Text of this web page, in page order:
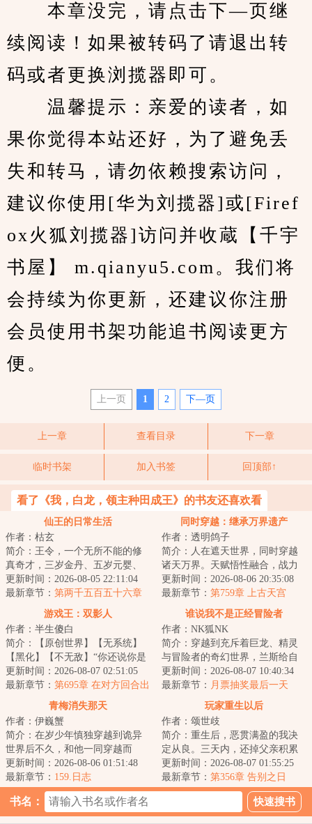
本章没完，请点击下—页继
续阅读！如果被转码了请退出转
码或者更换浏揽器即可。
温馨提示：亲爱的读者，如
果你觉得本站还好，为了避免丢
失和转马，请勿依赖搜索访问，
建议你使用[华为刘揽器]或[Firef
ox火狐刘揽器]访问并收蔵【千宇
书屋】 m.qianyu5.com。我们将
会持续为你更新，还建议你注册
会员使用书架功能追书阅读更方
便。
上一页 1 2 下—页
上一章 查看目录 下一章
临时书架 加入书签 回顶部↑
看了《我，白龙，领主种田成王》的书友还喜欢看
仙王的日常生活
作者：枯玄
简介：王令，一个无所不能的修
真奇才，三岁金丹、五岁元婴、
七岁化神……作为这个世界上几
乎无所不能的存...
更新时间：2026-08-05 22:11:04
最新章节： 第两千五百五十六章
我这一生滴酒不沾
同时穿越：继承万界遗产
作者：透明鸽子
简介：人在遮天世界，同时穿越
诸天万界。天赋悟性融合，战力
无限叠加。五倍同级战力，你说
我只是凡体而已...
更新时间：2026-08-06 20:35:08
最新章节： 第759章 上古天宫
游戏王：双影人
作者：半生傻白
简介：【原创世界】【无系统】
【黑化】【不无敌】“你还说你是
医生？”“他们喊着什么复仇，恶
魔，献出心...
更新时间：2026-08-07 02:51:05
最新章节： 第695章 在对方回合出
【废品增速者】有没有说法？
谁说我不是正经冒险者
作者：NK狐NK
简介：穿越到充斥着巨龙、精灵
与冒险者的奇幻世界，兰斯给自
己定下了三条铁律：热闹不凑，
闲事不管，天黑...
更新时间：2026-08-07 10:40:34
最新章节： 月票抽奖最后一天
青梅消失那天
作者：伊巍蟹
简介：在岁少年慎独穿越到诡异
世界后不久，和他一同穿越而
来、刚答应了他的告白的青梅突
然离奇消失。慎独...
更新时间：2026-08-06 01:51:48
最新章节： 159.日志
玩家重生以后
作者：颂世歧
简介：重生后，恶贯满盈的我决
定从良。三天内，还掉父亲积累
的赌债，拜入天下第一大宗门，
找到前世的宿敌...
更新时间：2026-08-07 01:55:25
最新章节： 第356章 告别之日
（4k）
书名：